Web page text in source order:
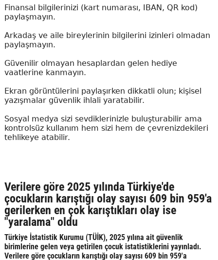
Finansal bilgilerinizi (kart numarası, IBAN, QR kod)
paylaşmayın.
Arkadaş ve aile bireylerinin bilgilerini izinleri olmadan
paylaşmayın.
Güvenilir olmayan hesaplardan gelen hediye
vaatlerine kanmayın.
Ekran görüntülerini paylaşırken dikkatli olun; kişisel
yazışmalar güvenlik ihlali yaratabilir.
Sosyal medya sizi sevdiklerinizle buluşturabilir ama
kontrolsüz kullanım hem sizi hem de çevrenizdekileri
tehlikeye atabilir.
Verilere göre 2025 yılında Türkiye'de
çocukların karıştığı olay sayısı 609 bin 959'a
gerilerken en çok karıştıkları olay ise
"yaralama" oldu
Türkiye İstatistik Kurumu (TÜİK), 2025 yılına ait güvenlik
birimlerine gelen veya getirilen çocuk istatistiklerini yayınladı.
Verilere göre çocukların karıştığı olay sayısı 609 bin 959'a